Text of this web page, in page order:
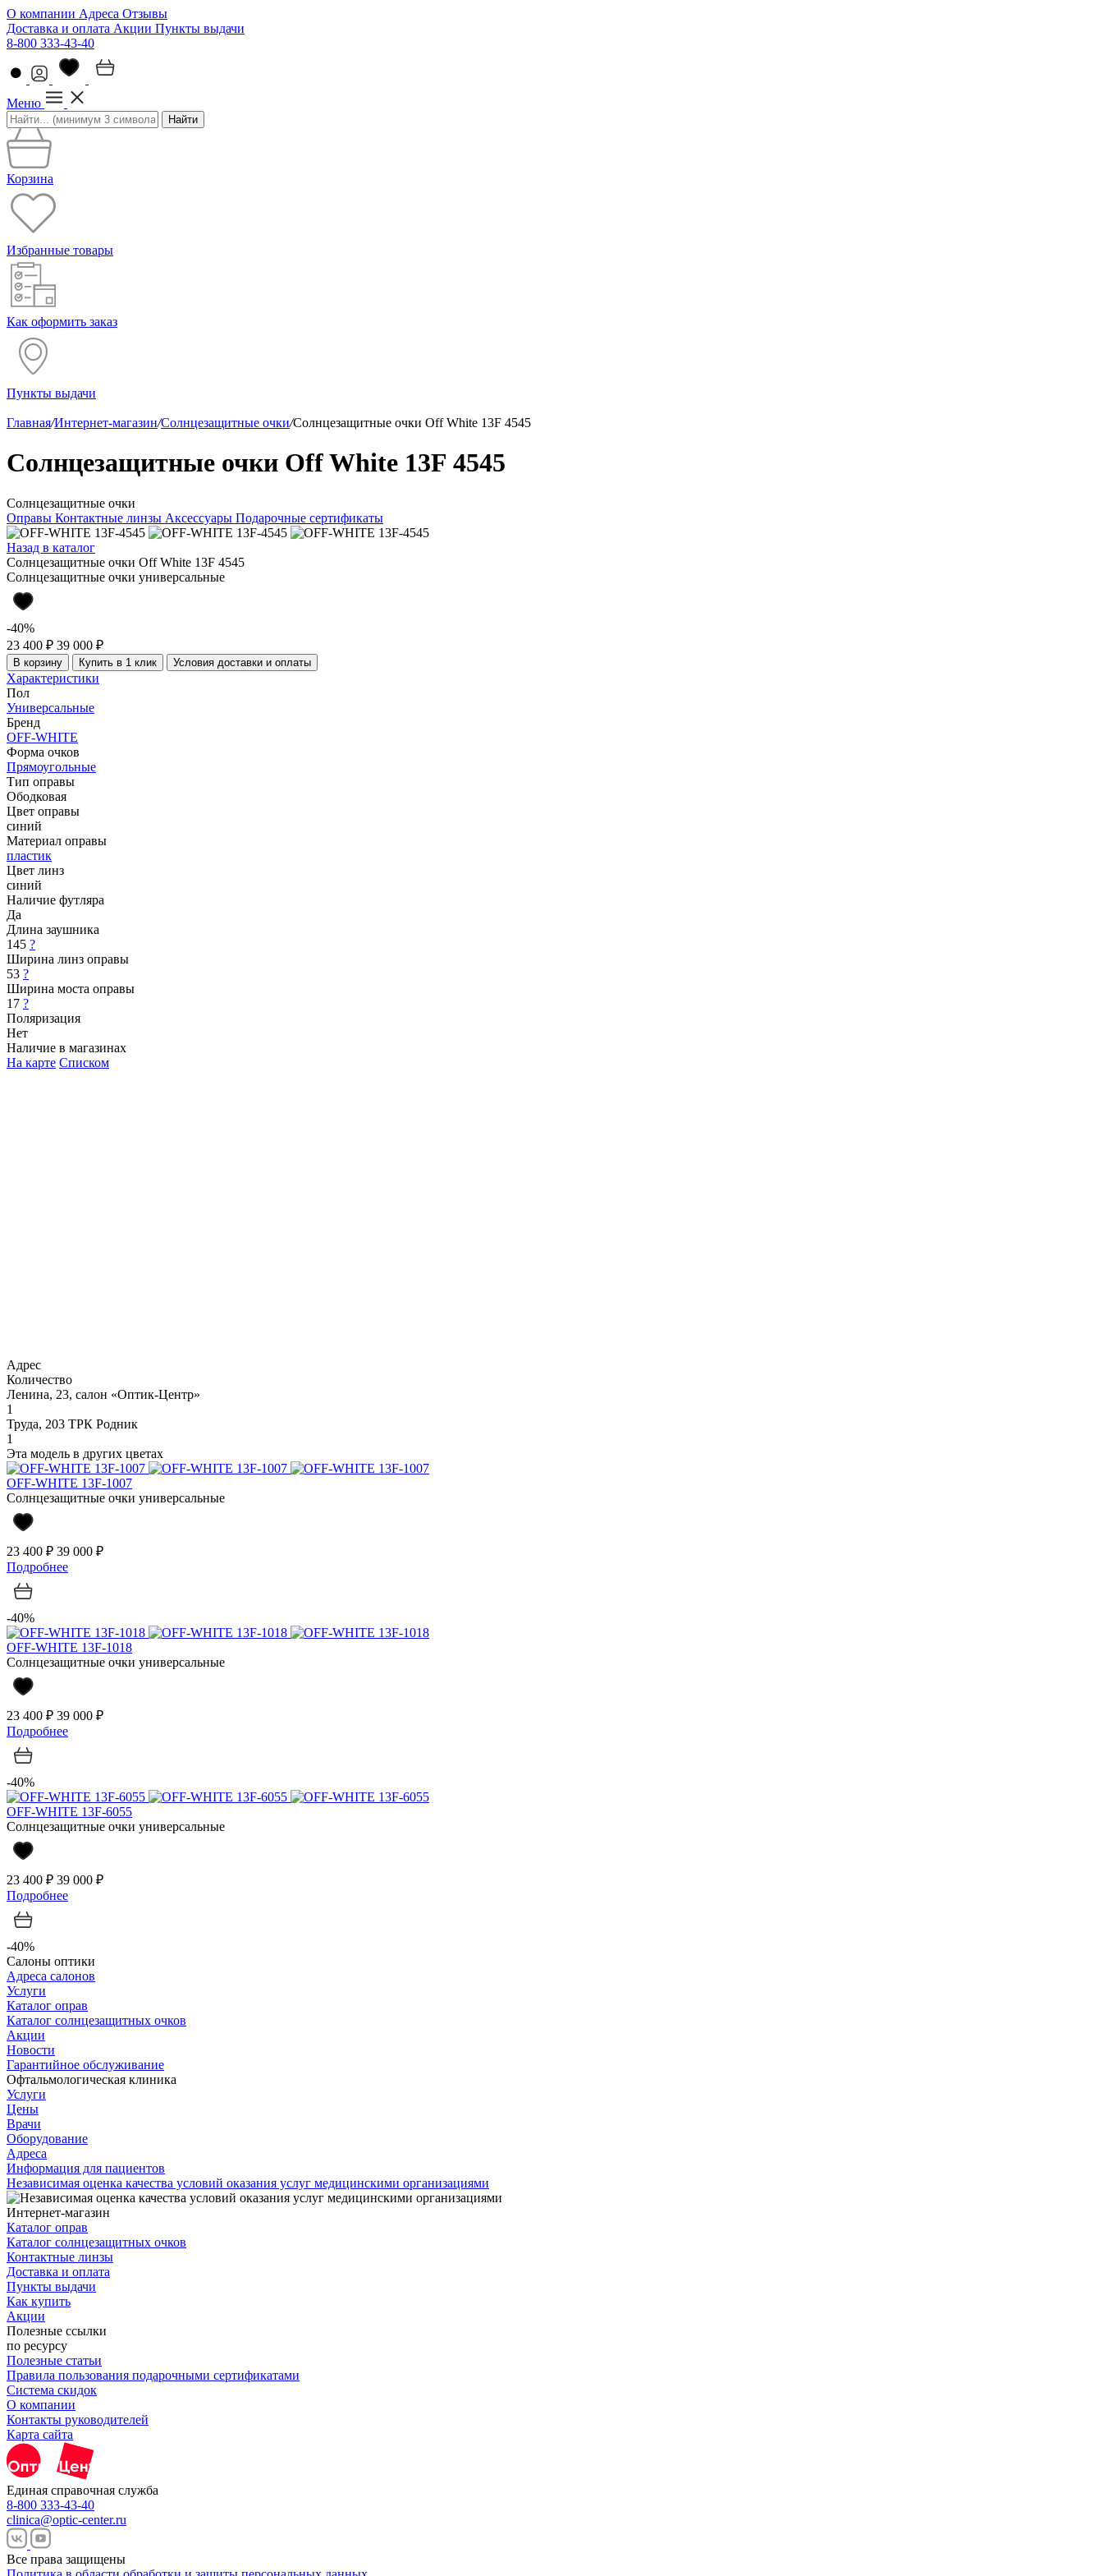
О компании Адреса Отзывы
Доставка и оплата Акции Пункты выдачи
8-800 333-43-40
Меню
Найти
Корзина
Избранные товары
Как оформить заказ
Пункты выдачи
Главная/Интернет-магазин/Солнцезащитные очки/Солнцезащитные очки Off White 13F 4545
Солнцезащитные очки Off White 13F 4545
Солнцезащитные очки
Оправы Контактные линзы Аксессуары Подарочные сертификаты
Назад в каталог
Солнцезащитные очки Off White 13F 4545
Солнцезащитные очки универсальные
-40%
23 400 ₽ 39 000 ₽
В корзину Купить в 1 клик Условия доставки и оплаты
Характеристики
Пол
Универсальные
Бренд
OFF-WHITE
Форма очков
Прямоугольные
Тип оправы
Ободковая
Цвет оправы
синий
Материал оправы
пластик
Цвет линз
синий
Наличие футляра
Да
Длина заушника
145 ?
Ширина линз оправы
53 ?
Ширина моста оправы
17 ?
Поляризация
Нет
Наличие в магазинах
На карте Списком
Адрес
Количество
Ленина, 23, салон «Оптик-Центр»
1
Труда, 203 ТРК Родник
1
Эта модель в других цветах
OFF-WHITE 13F-1007
Солнцезащитные очки универсальные
23 400 ₽ 39 000 ₽
Подробнее
-40%
OFF-WHITE 13F-1018
Солнцезащитные очки универсальные
23 400 ₽ 39 000 ₽
Подробнее
-40%
OFF-WHITE 13F-6055
Солнцезащитные очки универсальные
23 400 ₽ 39 000 ₽
Подробнее
-40%
Салоны оптики
Адреса салонов
Услуги
Каталог оправ
Каталог солнцезащитных очков
Акции
Новости
Гарантийное обслуживание
Офтальмологическая клиника
Услуги
Цены
Врачи
Оборудование
Адреса
Информация для пациентов
Независимая оценка качества условий оказания услуг медицинскими организациями
Интернет-магазин
Каталог оправ
Каталог солнцезащитных очков
Контактные линзы
Доставка и оплата
Пункты выдачи
Как купить
Акции
Полезные ссылки
по ресурсу
Полезные статьи
Правила пользования подарочными сертификатами
Система скидок
О компании
Контакты руководителей
Карта сайта
Единая справочная служба
8-800 333-43-40
clinica@optic-center.ru
Все права защищены